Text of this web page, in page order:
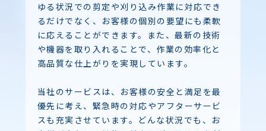
ゆる状況での剪定や刈り込み作業に対応でき
るだけでなく、お客様の個別の要望にも柔軟
に応えることができます。また、最新の技術
や機器を取り入れることで、作業の効率化と
高品質な仕上がりを実現しています。
当社のサービスは、お客様の安全と満足を最
優先に考え、緊急時の対応やアフターサービ
スも充実させています。どんな状況でも、お